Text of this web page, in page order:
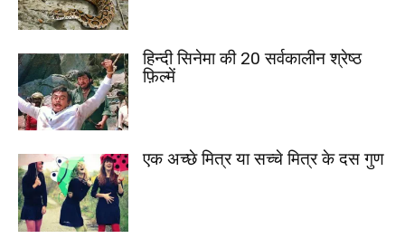
हिन्दी सिनेमा की 20 सर्वकालीन श्रेष्ठ
फ़िल्में
एक अच्छे मित्र या सच्चे मित्र के दस गुण